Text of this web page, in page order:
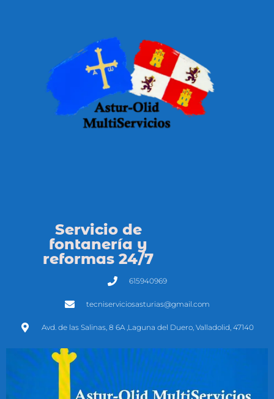
Servicio de
fontanería y
reformas 24/7
615940969
tecniserviciosasturias@gmail.com
Avd. de las Salinas, 8 6A ,Laguna del Duero, Valladolid, 47140